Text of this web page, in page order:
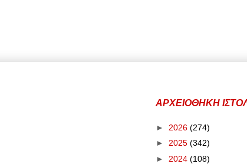
ΑΡΧΕΙΟΘΗΚΗ
► 2026 (274)
► 2025 (342)
► 2024 (108)